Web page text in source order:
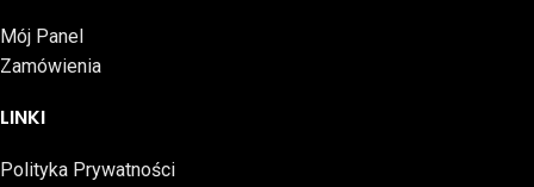
Mój Panel
Zamówienia
LINKI
Polityka Prywatności